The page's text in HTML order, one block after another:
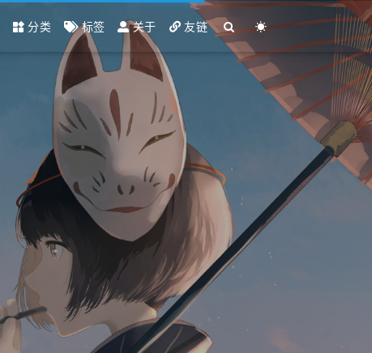
分类 标签 关于 友链